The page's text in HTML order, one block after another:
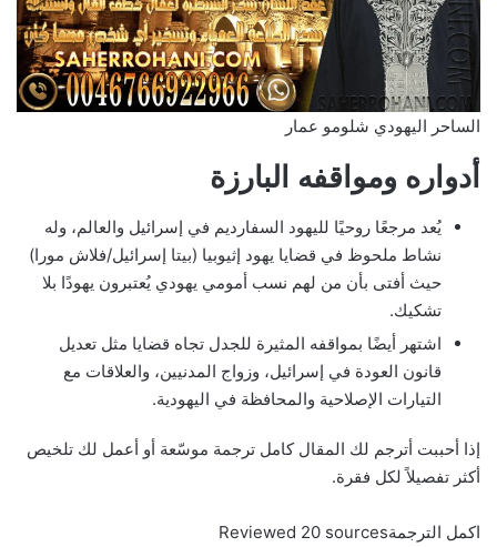
الساحر اليهودي شلومو عمار
أدواره ومواقفه البارزة
يُعد مرجعًا روحيًا لليهود السفارديم في إسرائيل والعالم، وله
نشاط ملحوظ في قضايا يهود إثيوبيا (بيتا إسرائيل/فلاش مورا)
حيث أفتى بأن من لهم نسب أمومي يهودي يُعتبرون يهودًا بلا
تشكيك.
اشتهر أيضًا بمواقفه المثيرة للجدل تجاه قضايا مثل تعديل
قانون العودة في إسرائيل، وزواج المدنيين، والعلاقات مع
التيارات الإصلاحية والمحافظة في اليهودية.
إذا أحببت أترجم لك المقال كامل ترجمة موسّعة أو أعمل لك تلخيص
أكثر تفصيلاً لكل فقرة.
اكمل الترجمةReviewed 20 sources